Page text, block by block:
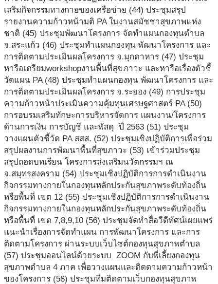
เสริมกิจกรรมทางกายของเครือข่าย (44) ประชุมสรุป
รายงานความก้าวหน้ามติ PA ในงานสมัชชาสุขภาพแห่ง
ชาติ (45) ประชุมพัฒนาโครงการ จัดทำแผนกองทุนตำบล
จ.สระแก้ว (46) ประชุมทำแผนกองทุน พัฒนาโครงการ และ
การติดตามประเมินผลโครงการ จ.มุกดาหาร (47) ประชุม
หารือเตรียมworkshopงานพื้นที่สุขภาวะ และหารือเรื่องตัวชี้
วัดแผน PA (48) ประชุมทำแผนกองทุน พัฒนาโครงการ และ
การติดตามประเมินผลโครงการ จ.ระยอง (49) การประชุม
ความก้าวหน้าประเมินความคุ้มทุนเศรษฐศาสตร์ PA (50)
การอบรมเสริมทักษะการบริหารจัดการ แผนงาน/โครงการ
ด้านการเงิน การบัญชี และพัสดุ ปี 2563 (51) ประชุม
วางแผนตัวชี้วัด PA สสส. (52) ประชุมเชิงปฏิบัติการเพื่อร่วม
สรุปผลงานการพัฒนาพื้นที่สุขภาวะ (53) เข้าร่วมประชุม
สรุปถอดบทเรียน โครงการส่งเสริมนวัตกรรมฯ ณ
จ.สมุทรสงคราม (54) ประชุมเชิงปฏิบัติการการดำเนินงาน
กิจกรรมทางกายในกองทุนหลักประกันสุขภาพระดับท้องถิ่น
หรือพื้นที่ เขต 12 (55) ประชุมเชิงปฏิบัติการการดำเนินงาน
กิจกรรมทางกายในกองทุนหลักประกันสุขภาพระดับท้องถิ่น
หรือพื้นที่ เขต 7,8,9,10 (56) ประชุมจัดทำสื่อวีดีทัศน์เผยแพร่
แนะนำเรื่องการจัดทำแผน การพัฒนาโครงการ และการ
ติดตามโครงการ ผ่านระบบเว็บไซต์กองทุนสุขภาพตำบล
(57) ประชุมออนไลน์ด้วยระบบ ZOOM กับพี่เลี้ยงกองทุน
สุขภาพตำบล 4 ภาค เพื่อวางแผนและติดตามความก้าวหน้า
ของโครงการ (58) ประชุมทีมติดตามเว็บกองทุนสุขภาพ